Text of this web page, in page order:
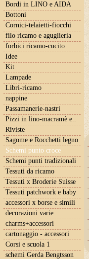
Bordi in LINO e AIDA
Bottoni
Cornici-telaietti-fiocchi
filo ricamo e aguglieria
forbici ricamo-cucito
Idee
Kit
Lampade
Libri-ricamo
nappine
Passamanerie-nastri
Pizzi in lino-macramè e..
Riviste
Sagome e Rocchetti legno
Schemi punto croce
Schemi punti tradizionali
Tessuti da ricamo
Tessuti x Broderie Suisse
Tessuti patchwork e baby
accessori x borse e simili
decorazioni varie
charms+accessori
cartonaggio - accessori
Corsi e scuola 1
schemi Gerda Bengtsson